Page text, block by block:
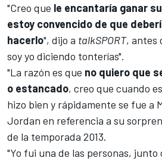
"Creo que le encantaría ganar
estoy convencido de que
hacerlo", dijo a talkSPORT, antes
soy yo diciendo tonterías".
"La razón es que no quiero que
o estancado, creo que cuando
hizo bien y rápidamente se fue a
Jordan en referencia a su
de la temporada 2013.
"Yo fui una de las personas, junto